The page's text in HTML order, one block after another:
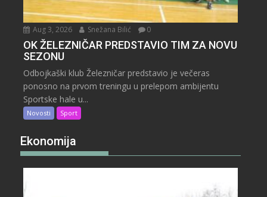
Aug 3, 2026 Snežana Bilić 0
OK ŽELEZNIČAR PREDSTAVIO TIM ZA NOVU
SEZONU
Odbojkaški klub Železničar predstavio je večeras
ponosno na prvom treningu u prelepom ambijentu
Sportske hale u...
Novosti Sport
Ekonomija